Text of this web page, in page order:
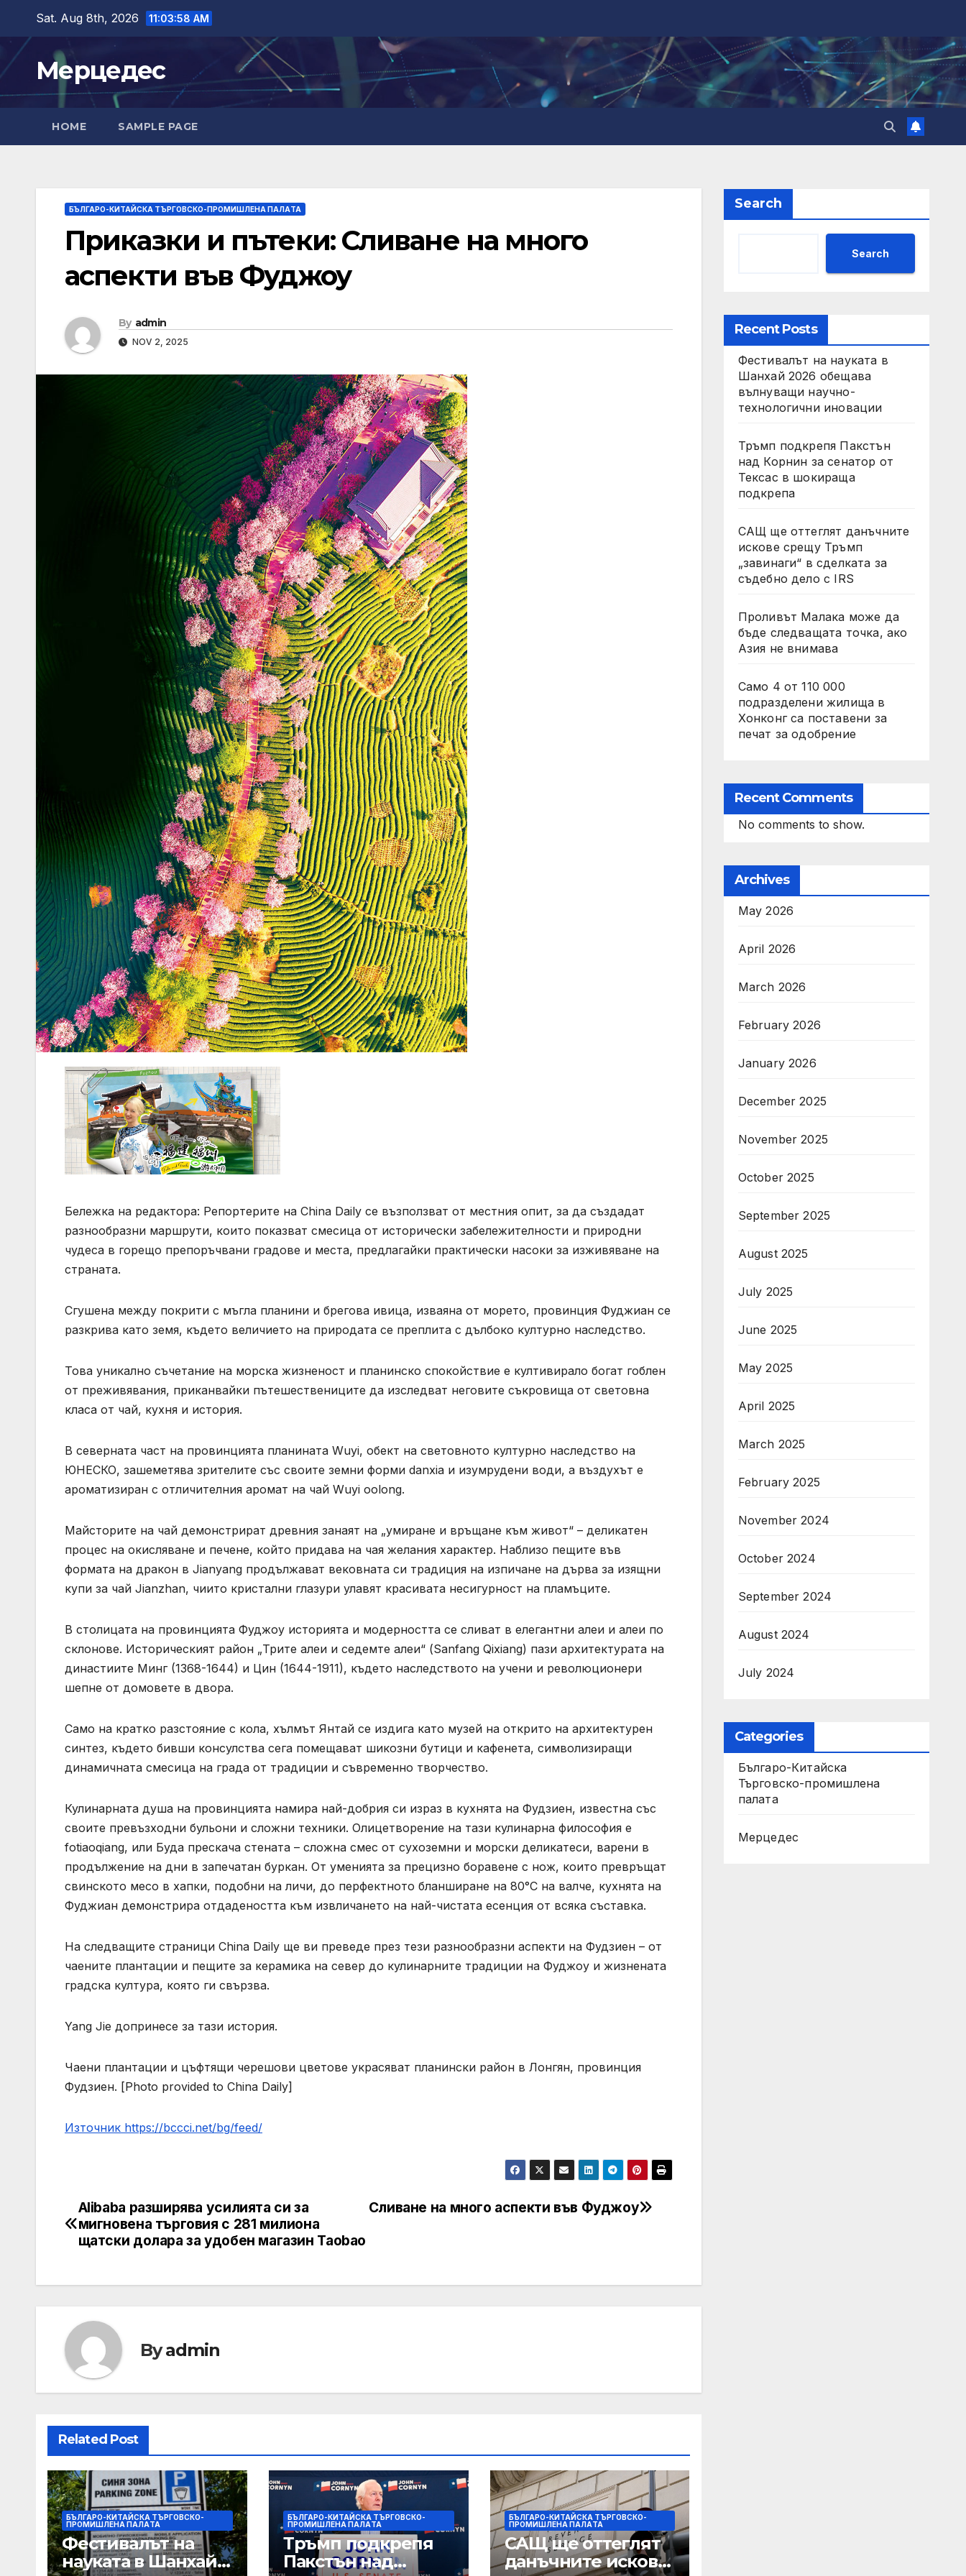
content
Sat. Aug 8th, 2026 11:04:00 AM
Мерцедес
HOME SAMPLE PAGE
БЪЛГАРО-КИТАЙСКА ТЪРГОВСКО-ПРОМИШЛЕНА ПАЛAТА
Приказки и пътеки: Сливане на много
аспекти във Фуджоу
By admin
NOV 2, 2025
Бележка на редактора: Репортерите на China Daily се възползват от местния опит, за да създадат
разнообразни маршрути, които показват смесица от исторически забележителности и природни
чудеса в горещо препоръчвани градове и места, предлагайки практически насоки за изживяване на
страната.
Сгушена между покрити с мъгла планини и брегова ивица, изваяна от морето, провинция Фуджиан се
разкрива като земя, където величието на природата се преплита с дълбоко културно наследство.
Това уникално съчетание на морска жизненост и планинско спокойствие е култивирало богат гоблен
от преживявания, приканвайки пътешествениците да изследват неговите съкровища от световна
класа от чай, кухня и история.
В северната част на провинцията планината Wuyi, обект на световното културно наследство на
ЮНЕСКО, зашеметява зрителите със своите земни форми danxia и изумрудени води, а въздухът е
ароматизиран с отличителния аромат на чай Wuyi oolong.
Майсторите на чай демонстрират древния занаят на „умиране и връщане към живот“ – деликатен
процес на окисляване и печене, който придава на чая желания характер. Наблизо пещите във
формата на дракон в Jianyang продължават вековната си традиция на изпичане на дърва за изящни
купи за чай Jianzhan, чиито кристални глазури улавят красивата несигурност на пламъците.
В столицата на провинцията Фуджоу историята и модерността се сливат в елегантни алеи и алеи по
склонове. Историческият район „Трите алеи и седемте алеи“ (Sanfang Qixiang) пази архитектурата на
династиите Минг (1368-1644) и Цин (1644-1911), където наследството на учени и революционери
шепне от домовете в двора.
Само на кратко разстояние с кола, хълмът Янтай се издига като музей на открито на архитектурен
синтез, където бивши консулства сега помещават шикозни бутици и кафенета, символизиращи
динамичната смесица на града от традиции и съвременно творчество.
Кулинарната душа на провинцията намира най-добрия си израз в кухнята на Фудзиен, известна със
своите превъзходни бульони и сложни техники. Олицетворение на тази кулинарна философия е
fotiaoqiang, или Буда прескача стената – сложна смес от сухоземни и морски деликатеси, варени в
продължение на дни в запечатан буркан. От уменията за прецизно боравене с нож, които превръщат
свинското месо в хапки, подобни на личи, до перфектното бланширане на 80°C на валче, кухнята на
Фуджиан демонстрира отдадеността към извличането на най-чистата есенция от всяка съставка.
На следващите страници China Daily ще ви преведе през тези разнообразни аспекти на Фудзиен – от
чаените плантации и пещите за керамика на север до кулинарните традиции на Фуджоу и жизнената
градска култура, която ги свързва.
Yang Jie допринесе за тази история.
Чаени плантации и цъфтящи черешови цветове украсяват планински район в Лонгян, провинция
Фудзиен. [Photo provided to China Daily]
Източник https://bccci.net/bg/feed/
Post
navigation
Сливане на много аспекти във Фуджоу
Alibaba разширява усилията си за
мигновена търговия с 281 милиона
щатски долара за удобен магазин Taobao
Byadmin
Related Post
БЪЛГАРО-КИТАЙСКА ТЪРГОВСКО-
ПРОМИШЛЕНА ПАЛAТА
Фестивалът на
науката в Шанхай
БЪЛГАРО-КИТАЙСКА ТЪРГОВСКО-
ПРОМИШЛЕНА ПАЛAТА
Тръмп подкрепя
Пакстън над
БЪЛГАРО-КИТАЙСКА ТЪРГОВСКО-
ПРОМИШЛЕНА ПАЛAТА
САЩ ще оттеглят
данъчните искове
Search
Search
Recent Posts
Фестивалът на науката в
Шанхай 2026 обещава
вълнуващи научно-
технологични иновации
Тръмп подкрепя Пакстън
над Корнин за сенатор от
Тексас в шокираща
подкрепа
САЩ ще оттеглят данъчните
искове срещу Тръмп
„завинаги“ в сделката за
съдебно дело с IRS
Проливът Малака може да
бъде следващата точка, ако
Азия не внимава
Само 4 от 110 000
подразделени жилища в
Хонконг са поставени за
печат за одобрение
Recent Comments
No comments to show.
Archives
May 2026
April 2026
March 2026
February 2026
January 2026
December 2025
November 2025
October 2025
September 2025
August 2025
July 2025
June 2025
May 2025
April 2025
March 2025
February 2025
November 2024
October 2024
September 2024
August 2024
July 2024
Categories
Българо-Китайска
Търговско-промишлена
палaта
Мерцедес